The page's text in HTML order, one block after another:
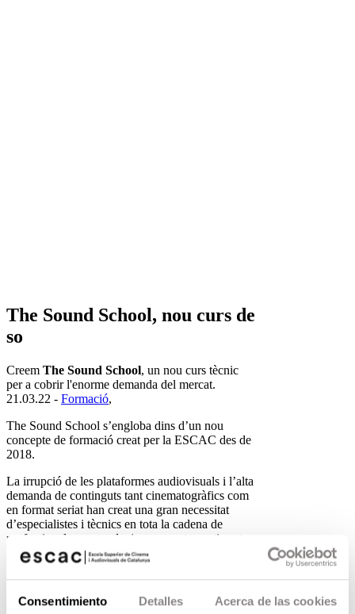
Consentimiento Detalles Acerca de las cookies
The Sound School, nou curs de
so
Creem The Sound School, un nou curs tècnic
per a cobrir l'enorme demanda del mercat.
21.03.22 - Formació,
The Sound School s’engloba dins d’un nou
concepte de formació creat per la ESCAC des de
2018.
La irrupció de les plataformes audiovisuals i l’alta
demanda de continguts tant cinematogràfics com
en format seriat han creat una gran necessitat
d’especialistes i tècnics en tota la cadena de
professionals que produeixen aquests continguts.
Lesformacions tècniquesno requereixen d’un
background formatiu tan ampli, com sí que ho
requereixen els storytellers que són formats en el
Grau de l’ESCAC.